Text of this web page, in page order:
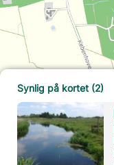
Synlig på kortet (2)